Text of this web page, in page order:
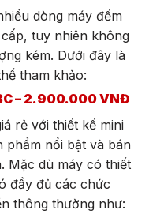
dòng máy đếm
tuy nhiên không
kém. Dưới đây là
tham khảo:
– 2.900.000 VNĐ
rẻ với thiết kế mini
phẩm nổi bật và bán
Mặc dù máy có thiết
đầy đủ các chức
thông thường như: